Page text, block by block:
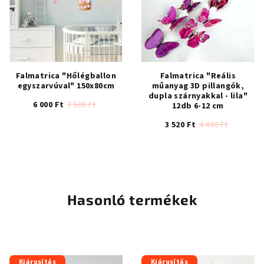
Falmatrica "Hőlégballon
egyszarvúval" 150x80cm
6 000 Ft 7 500 Ft
4,7
csillag.
Falmatrica "Reális
műanyag 3D pillangók,
dupla szárnyakkal - lila"
12db 6-12 cm
3 520 Ft 4 400 Ft
Hasonló termékek
Kiárusítás Kiárusítás